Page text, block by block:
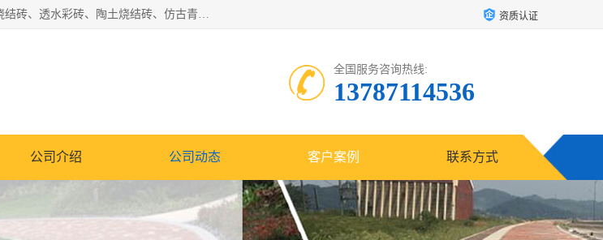
集科研、开发、生产于一体，是专业的烧结砖、陶土砖厂家，主要产品有PC砖、真空烧结砖、透水彩砖、陶土烧结砖、仿古青砖、植草砖等系列产品。 资质认证
全国服务咨询热线:
13787114536
公司介绍 公司动态 客户案例 联系方式